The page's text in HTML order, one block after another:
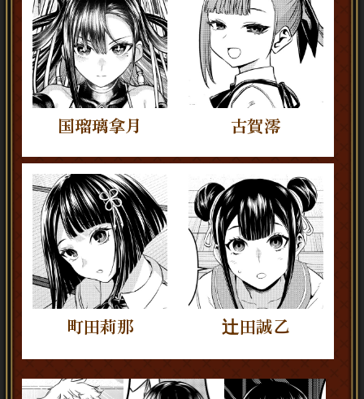
国瑠璃拿月 古賀澪
町田莉那 辻田誠乙